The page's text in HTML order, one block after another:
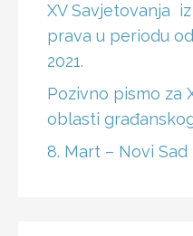
XV Savjetovanja
prava u periodu
2021.
Pozivno pismo za
oblasti
8. Mart – Novi Sad